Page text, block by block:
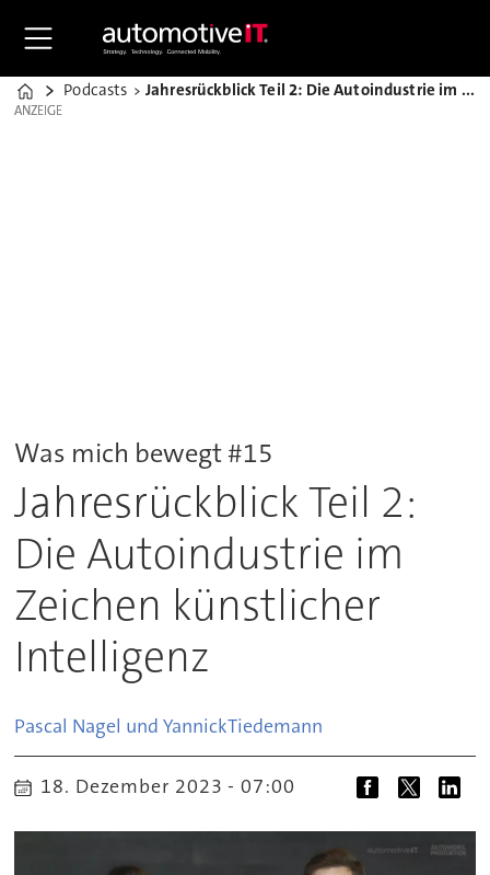
Home
Podcasts Jahresrückblick Teil 2: Die Autoindustrie im Zeichen künstlicher Intelligenz
ANZEIGE
ANZEIGE
Was mich bewegt #15
Jahresrückblick Teil 2:
Die Autoindustrie im
Zeichen künstlicher
Intelligenz
Pascal Nagel und YannickTiedemann
18. Dezember 2023 - 07:00